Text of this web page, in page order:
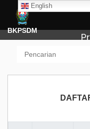
English
BKPSDM